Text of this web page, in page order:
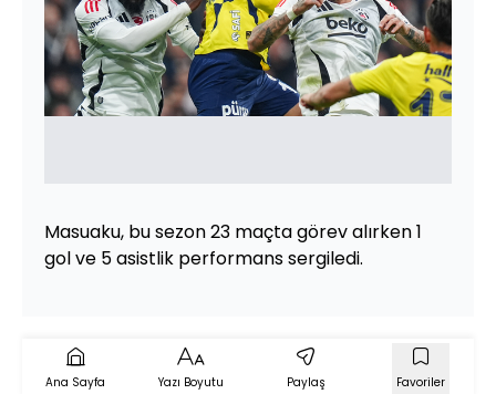
Masuaku, bu sezon 23 maçta görev alırken 1
gol ve 5 asistlik performans sergiledi.
Ana Sayfa Yazı Boyutu Paylaş Favoriler